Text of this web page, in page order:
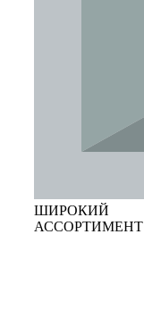
ШИРОКИЙ
АССОРТИМЕНТ